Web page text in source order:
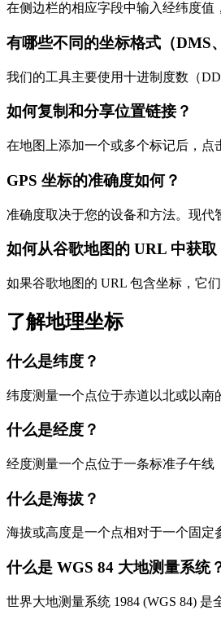
在侧边栏的相应字段中输入经纬度值
有哪些不同的坐标格式（DMS
我们的工具主要使用十进制度数（
如何复制和分享位置链接？
在地图上添加一个或多个标记后，点
GPS 坐标的准确度如何？
准确度取决于您的设备和方法。现代
如何从谷歌地图的 URL 中获取
如果谷歌地图的 URL 包含坐标，它
了解地理坐标
什么是纬度？
纬度测量一个点位于赤道以北或以南
什么是经度？
经度测量一个点位于一条标准子午线
什么是海拔？
海拔或高度是一个点相对于一个固定
什么是 WGS 84 大地测量系统
世界大地测量系统 1984 (WGS 84)